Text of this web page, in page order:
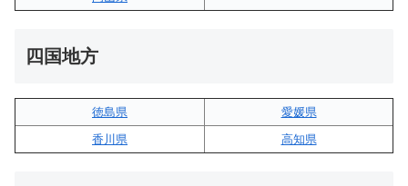
四国地方
徳島県
愛媛県
香川県
高知県